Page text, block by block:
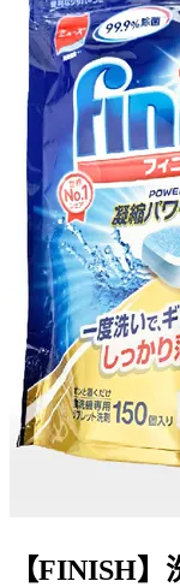
【FINISH